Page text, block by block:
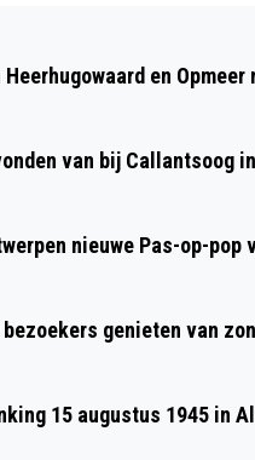
FINISH VAN DE
EEN
Heerhugowaard en
van bij Callantsoog
nieuwe Pas-op-
bezoekers genieten van
15 augustus 1945 in